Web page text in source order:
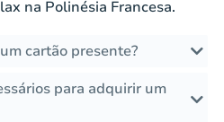
na Polinésia Francesa.
cartão presente?
para adquirir um